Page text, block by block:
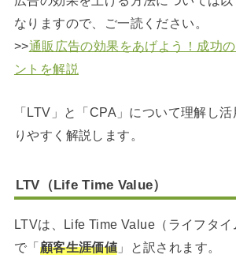
なりますので、ご一読ください。
>>通販広告の効果をあげよう！成功
ントを解説
「LTV」と「CPA」について理解し
りやすく解説します。
LTV（Life Time Value）
LTVは、Life Time Value（ライフタ
で「 顧客生涯価値 」と訳されます。